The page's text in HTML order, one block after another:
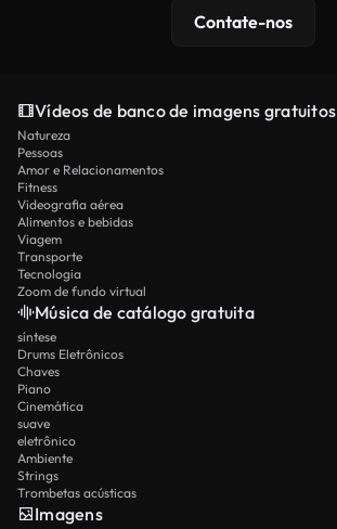
Contate-nos
Vídeos de banco de imagens gratuitos
Natureza
Pessoas
Amor e Relacionamentos
Fitness
Videografia aérea
Alimentos e bebidas
Viagem
Transporte
Tecnologia
Zoom de fundo virtual
Música de catálogo gratuita
síntese
Drums Eletrônicos
Chaves
Piano
Cinemática
suave
eletrônico
Ambiente
Strings
Trombetas acústicas
Imagens